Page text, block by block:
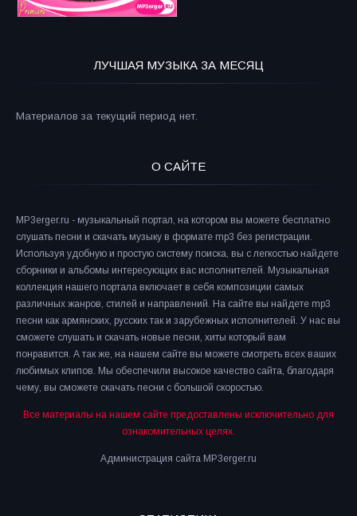
ЛУЧШАЯ МУЗЫКА ЗА МЕСЯЦ
Материалов за текущий период нет.
О САЙТЕ
MP3erger.ru - музыкальный портал, на котором вы можете бесплатно
слушать песни и скачать музыку в формате mp3 без регистрации.
Используя удобную и простую систему поиска, вы с легкостью найдете
сборники и альбомы интересующих вас исполнителей. Музыкальная
коллекция нашего портала включает в себя композиции самых
различных жанров, стилей и направлений. На сайте вы найдете mp3
песни как армянских, русских так и зарубежных исполнителей. У нас вы
сможете слушать и скачать новые песни, хиты который вам
понравится. А так же, на нашем сайте вы можете смотреть всех ваших
любимых клипов. Мы обеспечили высокое качество сайта, благодаря
чему, вы сможете скачать песни с большой скоростью.
Все материалы на нашем сайте предоставлены исключительно для
ознакомительных целях.
Администрация сайта MP3erger.ru